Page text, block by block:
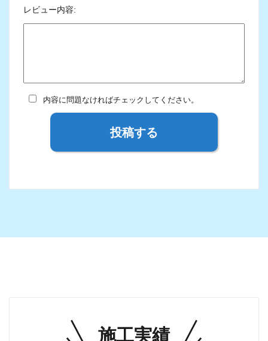
レビュー内容:
内容に問題なければチェックしてください。
投稿する
施工実績